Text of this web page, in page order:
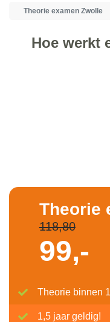
Theorie examen Zwolle
Hoe werkt
Theorie
118,80
99,-
Theorie binnen
1,5 jaar geldig!